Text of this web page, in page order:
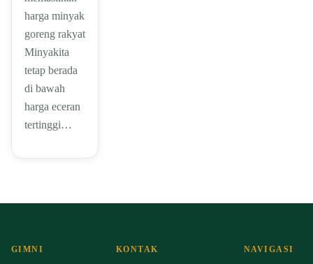
harga minyak
goreng rakyat
Minyakita
tetap berada
di bawah
harga eceran
tertinggi…
GIMNI KONTAK NAVIGASI